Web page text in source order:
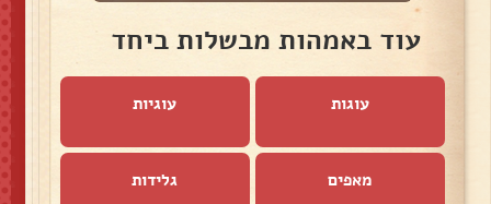
עוד באמהות מבשלות ביחד
עוגות עוגיות
מאפים גלידות